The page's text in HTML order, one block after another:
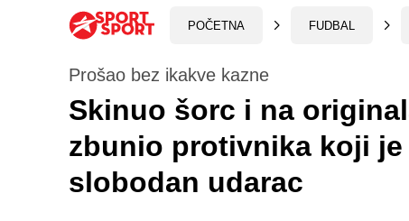
POČETNA FUDBAL
Prošao bez ikakve kazne
Skinuo šorc i na
zbunio protivnika koji
slobodan udarac